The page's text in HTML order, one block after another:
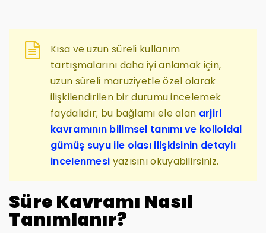
Kısa ve uzun süreli kullanım
tartışmalarını daha iyi anlamak için,
uzun süreli maruziyetle özel olarak
ilişkilendirilen bir durumu incelemek
faydalıdır; bu bağlamı ele alan arjiri
kavramının bilimsel tanımı ve kolloidal
gümüş suyu ile olası ilişkisinin detaylı
incelenmesi yazısını okuyabilirsiniz.
Süre Kavramı Nasıl
Tanımlanır?